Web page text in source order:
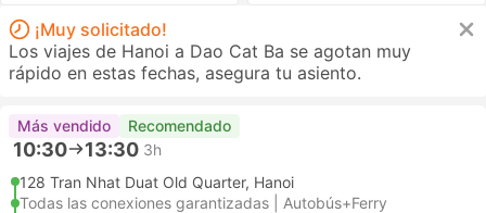
¡Muy solicitado!
Los viajes de Hanoi a Dao Cat Ba se agotan muy
rápido en estas fechas, asegura tu asiento.
Más vendido Recomendado
10:30 13:30 3h
128 Tran Nhat Duat Old Quarter, Hanoi
Todas las conexiones garantizadas | Autobús+Ferry